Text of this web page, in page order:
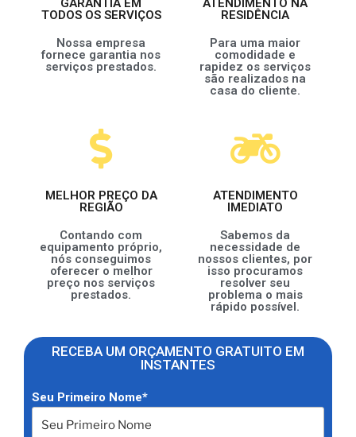
GARANTIA EM
TODOS OS SERVIÇOS
Nossa empresa
fornece garantia nos
serviços prestados.
ATENDIMENTO NA
RESIDÊNCIA
Para uma maior
comodidade e
rapidez os serviços
são realizados na
casa do cliente.
MELHOR PREÇO DA
REGIÃO
Contando com
equipamento próprio,
nós conseguimos
oferecer o melhor
preço nos serviços
prestados.
ATENDIMENTO
IMEDIATO
Sabemos da
necessidade de
nossos clientes, por
isso procuramos
resolver seu
problema o mais
rápido possível.
RECEBA UM ORÇAMENTO GRATUITO EM
INSTANTES
Seu Primeiro Nome*